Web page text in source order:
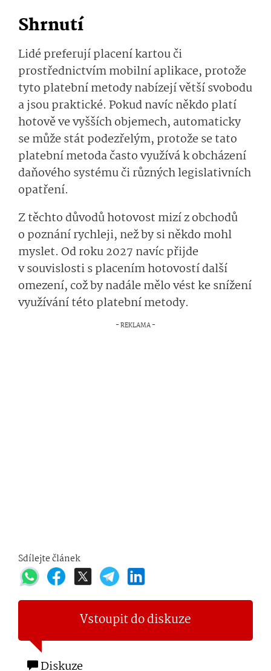
Shrnutí
Lidé preferují placení kartou či
prostřednictvím mobilní aplikace, protože
tyto platební metody nabízejí větší svobodu
a jsou praktické. Pokud navíc někdo platí
hotově ve vyšších objemech, automaticky
se může stát podezřelým, protože se tato
platební metoda často využívá k obcházení
daňového systému či různých legislativních
opatření.
Z těchto důvodů hotovost mizí z obchodů
o poznání rychleji, než by si někdo mohl
myslet. Od roku 2027 navíc přijde
v souvislosti s placením hotovostí další
omezení, což by nadále mělo vést ke snížení
využívání této platební metody.
Sdílejte článek
Vstoupit do diskuze
Diskuze